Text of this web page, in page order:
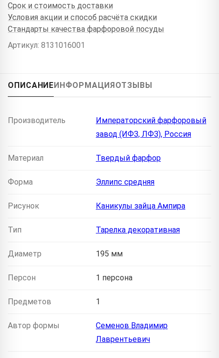
Срок и стоимость доставки
Условия акции и способ расчёта скидки
Стандарты качества фарфоровой посуды
Артикул: 8131016001
ОПИСАНИЕ ИНФОРМАЦИЯ ОТЗЫВЫ
Производитель
Императорский фарфоровый
завод (ИФЗ, ЛФЗ), Россия
Материал Твердый фарфор
Форма Эллипс средняя
Рисунок Каникулы зайца Ампира
Тип Тарелка декоративная
Диаметр 195 мм
Персон 1 персона
Предметов 1
Автор формы
Семенов Владимир
Лаврентьевич